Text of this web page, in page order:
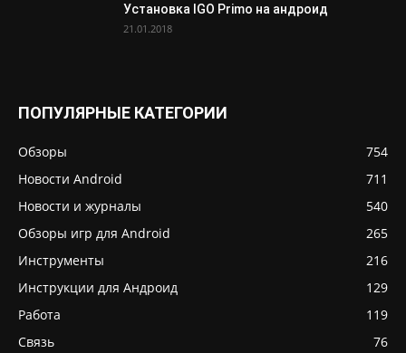
Установка IGO Primo на андроид
21.01.2018
ПОПУЛЯРНЫЕ КАТЕГОРИИ
Обзоры
754
Новости Android
711
Новости и журналы
540
Обзоры игр для Android
265
Инструменты
216
Инструкции для Андроид
129
Работа
119
Связь
76